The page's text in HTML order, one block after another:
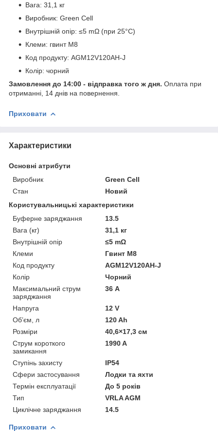
Вага: 31,1 кг
Виробник: Green Cell
Внутрішній опір: ≤5 mΩ (при 25°C)
Клеми: гвинт M8
Код продукту: AGM12V120AH-J
Колір: чорний
Замовлення до 14:00 - відправка того ж дня. Оплата при
отриманні, 14 днів на повернення.
Приховати
Характеристики
Основні атрибути
Виробник
Green Cell
Стан
Новий
Користувальницькі характеристики
Буферне заряджання
13.5
Вага (кг)
31,1 кг
Внутрішній опір
≤5 mΩ
Клеми
Гвинт M8
Код продукту
AGM12V120AH-J
Колір
Чорний
Максимальний струм
заряджання
36 А
Напруга
12 V
Обʼєм, л
120 Ah
Розміри
40,6×17,3 см
Струм короткого
замикання
1990 A
Ступінь захисту
IP54
Сфери застосування
Лодки та яхти
Термін експлуатації
До 5 років
Тип
VRLA AGM
Циклічне заряджання
14.5
Приховати